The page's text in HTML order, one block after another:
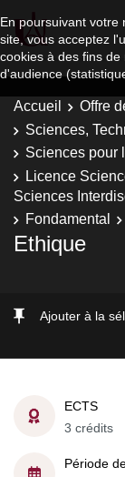
En poursuivant votre
site, vous acceptez
cookies à des fins de
d'audience
Accueil Offre
Sciences,
Sciences pour
Licence
Sciences
Fondamental
Ethique
Ajouter à la
ECTS
3 crédits
Période